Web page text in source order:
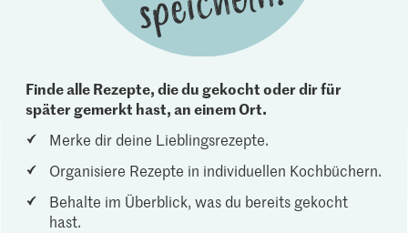
Finde alle Rezepte, die du gekocht oder dir für
später gemerkt hast, an einem Ort.
Merke dir deine Lieblingsrezepte.
Organisiere Rezepte in individuellen Kochbüchern.
Behalte im Überblick, was du bereits gekocht
hast.